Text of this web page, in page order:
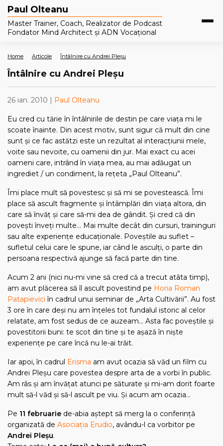
Paul Olteanu
Master Trainer, Coach, Realizator de Podcast
Fondator Mind Architect și ADN Vocațional
Home Articole Întâlnire cu Andrei Pleşu
Întâlnire cu Andrei Pleşu
26 ian. 2010 | Paul Olteanu
Eu cred cu tărie în întâlnirile de destin pe care viaţa mi le
scoate înainte. Din acest motiv, sunt sigur că mult din cine
sunt şi ce fac astătzi este un rezultat al interacţiunii mele,
voite sau nevoite, cu oamenii din jur. Mai exact cu acei
oameni care, intrând în viaţa mea, au mai adăugat un
ingrediet / un condiment, la reţeta „Paul Olteanu”.
Îmi place mult să povestesc şi să mi se povestească. Îmi
place să ascult fragmente şi întâmplări din viaţa altora, din
care să învăţ şi care să-mi dea de gândit. Şi cred că din
poveşti înveţi multe… Mai multe decât din cursuri, traininguri
sau alte experienţe educaţionale. Poveştile au suflet –
sufletul celui care le spune, iar când le asculţi, o parte din
persoana respectivă ajunge să facă parte din tine.
Acum 2 ani (nici nu-mi vine să cred că a trecut atâta timp),
am avut plăcerea să îl ascult povestind pe Horia Roman
Patapievici în cadrul unui seminar de „Arta Cultivării”. Au fost
3 ore în care deşi nu am înţeles tot fundalul istoric al celor
relatate, am fost sedus de ce auzeam… Asta fac poveştile şi
povestitorii buni: te scot din tine şi te aşază în nişte
experienţe pe care încă nu le-ai trăit.
Iar apoi, în cadrul Erisma am avut ocazia să văd un film cu
Andrei Pleşu care povestea despre arta de a vorbi în public.
Am râs şi am învăţat atunci pe săturate şi mi-am dorit foarte
mult să-l văd şi să-l ascult pe viu. Şi acum am ocazia…
Pe 11 februarie de-abia aştept să merg la o conferinţă
organizată de Asociaţia Erudio, avându-l ca vorbitor pe
Andrei Pleşu.